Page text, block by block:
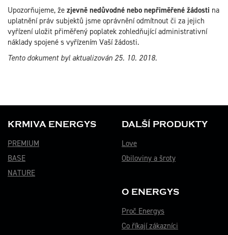
Upozorňujeme, že zjevně nedůvodné nebo nepřiměřené žádosti na
uplatnění práv subjektů jsme oprávnění odmítnout či za jejich
vyřízení uložit přiměřený poplatek zohledňující administrativní
náklady spojené s vyřízením Vaší žádosti.
Tento dokument byl aktualizován 25. 10. 2018.
KRMIVA ENERGYS
PREMIUM
BASE
NATURE
DALŠÍ PRODUKTY
Love
Obiloviny a šroty
O ENERGYS
Proč Energys
Co říkají zákazníci